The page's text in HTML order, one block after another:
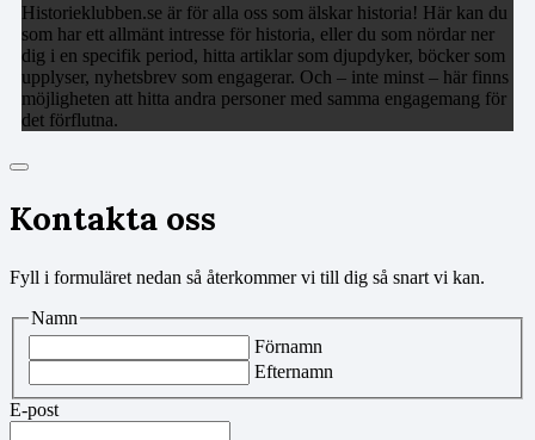
Historieklubben.se är för alla oss som älskar historia! Här kan du
som har ett allmänt intresse för historia, eller du som nördar ner
dig i en specifik period, hitta artiklar som djupdyker, böcker som
upplyser, nyhetsbrev som engagerar. Och – inte minst – här finns
möjligheten att hitta andra personer med samma engagemang för
det förflutna.
Kontakta oss
Fyll i formuläret nedan så återkommer vi till dig så snart vi kan.
Namn
Förnamn
Efternamn
E-post